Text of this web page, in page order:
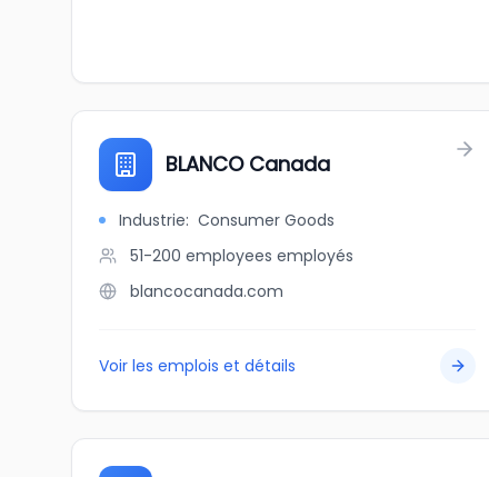
BLANCO Canada
Industrie: Consumer Goods
51-200 employees employés
blancocanada.com
Voir les emplois et détails